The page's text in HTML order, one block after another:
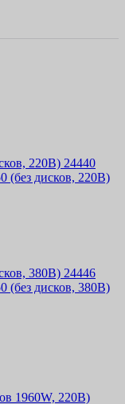
(без дисков, 220В)
(без дисков, 380В)